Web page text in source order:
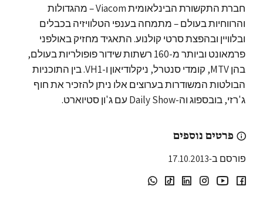
חברת התקשורת הבינלאומית Viacom – מהגדולות
והרווחיות בעולם – מתמחה בענפי הטלוויזיה בכבלים
ובלוויין ובהפצת סרטי קולנוע. התאגיד מחזיק באולפני
פרמאונט וביותר מ-160 רשתות שידור פופולריות בעולם,
בהן MTV, קומדי סנטרל, ניקלודיאון ו-VH1. בין התוכניות
הבולטות המשודרות בערוצים אלו ניתן להזכיר את חוף
ג'רזי, בובספוג וה-Daily Show עם ג'ון סטיוארט.
פרטים נוספים
פורסם ב-17.10.2013